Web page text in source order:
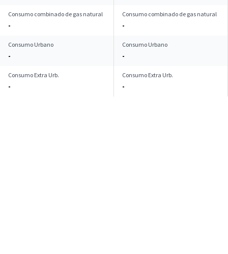
Consumo combinado de gas natural
-
Consumo combinado de gas natural
-
Consumo Urbano
-
Consumo Urbano
-
Consumo Extra Urb.
-
Consumo Extra Urb.
-